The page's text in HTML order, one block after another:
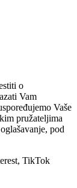
o
Vam
Vaše
pružateljima
pod
TikTok